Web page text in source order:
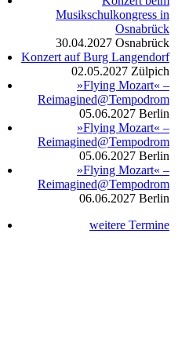
Musikschulkongress in
Osnabrück
30.04.2027 Osnabrück
Konzert auf Burg Langendorf
02.05.2027 Zülpich
»Flying Mozart« –
Reimagined@Tempodrom
05.06.2027 Berlin
»Flying Mozart« –
Reimagined@Tempodrom
05.06.2027 Berlin
»Flying Mozart« –
Reimagined@Tempodrom
06.06.2027 Berlin
weitere Termine